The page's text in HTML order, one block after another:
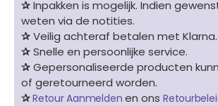
✰Inpakken is mogelijk. Indien
weten via de notities.
✰Veilig achteraf betalen met Klarna.
✰Snelle en persoonlijke service.
✰Gepersonaliseerde producten
of geretourneerd worden.
✰Retour Aanmelden en ons